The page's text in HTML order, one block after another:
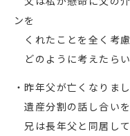
ンを
くれたことを全く考慮
どのように考えたらい
・昨年父が亡くなりまし
遺産分割の話し合いを
兄は長年父と同居し